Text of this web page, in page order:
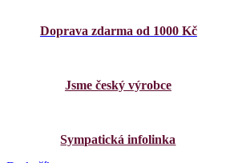
Doprava zdarma od 1000 Kč
Jsme český výrobce
Sympatická infolinka